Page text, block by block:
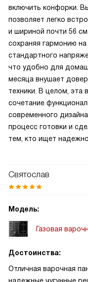
включить конфорки.
позволяет легко
и шириной почти 56
сохраняя гармонию
стандартного
что удобно для
месяца внушает
техники. В целом, эта
сочетание
современного
процесс готовки и
тем, кто ищет
Святослав
Модель:
Газовая
Достоинства:
Отличная варочная